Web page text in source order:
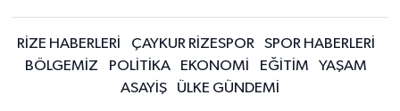
RİZE HABERLERİ ÇAYKUR RİZESPOR
SPOR HABERLERİ
BÖLGEMİZ
POLİTİKA EKONOMİ EĞİTİM
YAŞAM
ASAYİŞ
ÜLKE GÜNDEMİ